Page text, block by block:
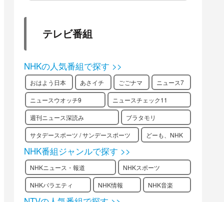
テレビ番組
NHKの人気番組で探す >>
おはよう日本 あさイチ ごごナマ ニュース7
ニュースウオッチ9 ニュースチェック11
週刊ニュース深読み ブラタモリ
サタデースポーツ / サンデースポーツ どーも、NHK
NHK番組ジャンルで探す >>
NHKニュース・報道 NHKスポーツ
NHKバラエティ NHK情報 NHK音楽